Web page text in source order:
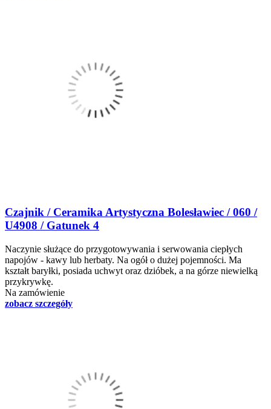
Czajnik / Ceramika Artystyczna Bolesławiec / 060 /
U4908 / Gatunek 4
Naczynie służące do przygotowywania i serwowania ciepłych
napojów - kawy lub herbaty. Na ogół o dużej pojemności. Ma
kształt baryłki, posiada uchwyt oraz dzióbek, a na górze niewielką
przykrywkę.
Na zamówienie
zobacz szczegóły